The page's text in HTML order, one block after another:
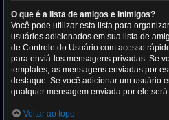
O que é a lista de amigos e inimigos?
Você pode utilizar esta lista para
usuários adicionados em sua lista de
de Controle do Usuário com acesso
para enviá-los mensagens privadas. Se
templates, as mensagens enviadas por
destaque. Se você adicionar um usuário
qualquer mensagem enviada por ele
Voltar ao topo